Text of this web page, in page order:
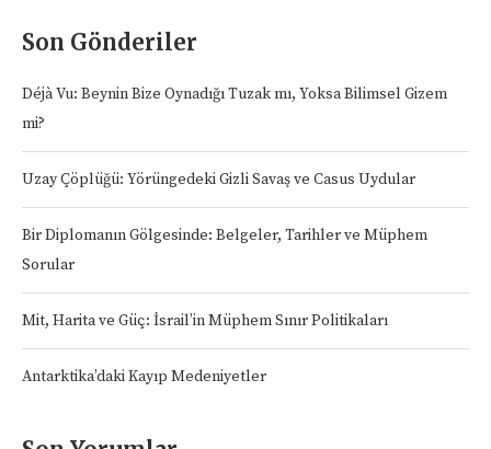
Son Gönderiler
Déjà Vu: Beynin Bize Oynadığı Tuzak mı, Yoksa Bilimsel Gizem
mi?
Uzay Çöplüğü: Yörüngedeki Gizli Savaş ve Casus Uydular
Bir Diplomanın Gölgesinde: Belgeler, Tarihler ve Müphem
Sorular
Mit, Harita ve Güç: İsrail’in Müphem Sınır Politikaları
Antarktika’daki Kayıp Medeniyetler